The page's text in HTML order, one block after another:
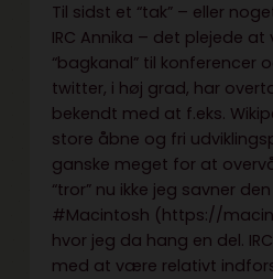
Til sidst et “tak” – eller
IRC Annika – det plejede
“bagkanal” til konferencer
twitter, i høj grad, har
bekendt med at f.eks.
store åbne og fri
ganske meget for at
“tror” nu ikke jeg savner
#Macintosh (https://
hvor jeg da hang en del.
med at være relativt